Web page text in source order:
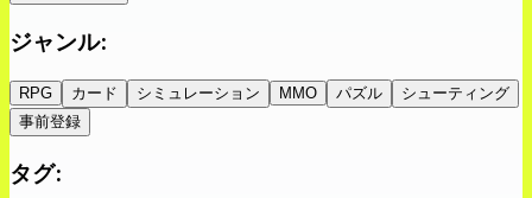
ジャンル:
RPG カード シミュレーション MMO パズル
シューティング
事前登録
タグ: